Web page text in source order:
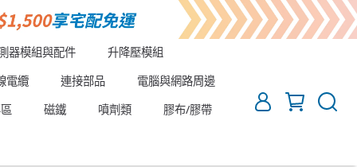
器模組與配件
升降壓模組
電纜
連接部品
電腦與網路周邊
磁鐵 噴劑類 膠布/膠帶